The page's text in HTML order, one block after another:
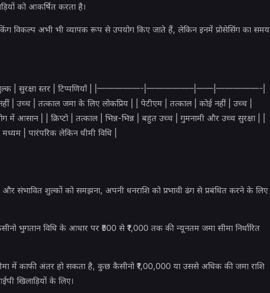
को आकर्षित करता है।
विकल्प अभी भी व्यापक रूप से उपयोग किए जाते हैं, लेकिन इनमें प्रोसेसिंग का समय
| शुल्क | सुरक्षा स्तर | टिप्पणियाँ | |—————-|—————–|——|—————-|
उच्च | तत्काल जमा के लिए लोकप्रिय | | पेटीएम | तत्काल | कोई नहीं | उच्च |
में आसान | | क्रिप्टो | तत्काल | भिन्न-भिन्न | बहुत उच्च | गुमनामी और उच्च सुरक्षा | |
| पारंपरिक लेकिन धीमी विधि |
संभावित शुल्कों को समझना, अपनी धनराशि को प्रभावी ढंग से प्रबंधित करने के लिए
भुगतान विधि के आधार पर ₹500 से ₹1,000 तक की न्यूनतम जमा सीमा निर्धारित
में काफी अंतर हो सकता है, कुछ कैसीनो ₹1,00,000 या उससे अधिक की जमा राशि
खिलाड़ियों के लिए।